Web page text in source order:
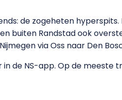
de zogeheten
buiten Randstad ook
via Oss naar Den
de NS-app. Op de meeste